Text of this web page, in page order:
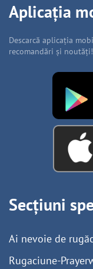
Aplicația
Descarcă aplicația
recomandări și noutăți!
Secțiuni
Ai nevoie de
Rugaciune-